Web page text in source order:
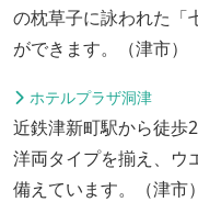
の枕草子に詠われた「
ができます。（津市）
ホテルプラザ洞津
近鉄津新町駅から徒歩
洋両タイプを揃え、ウ
備えています。（津市）